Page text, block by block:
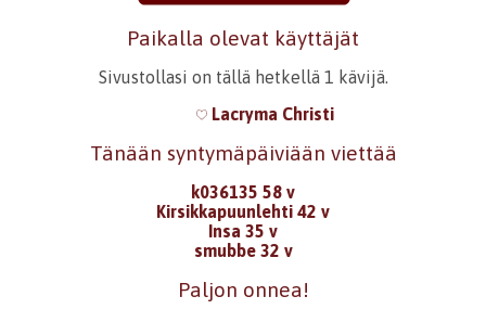
Paikalla olevat käyttäjät
Sivustollasi on tällä hetkellä 1 kävijä.
Lacryma Christi
Tänään syntymäpäiviään viettää
k036135 58 v
Kirsikkapuunlehti 42 v
Insa 35 v
smubbe 32 v
Paljon onnea!